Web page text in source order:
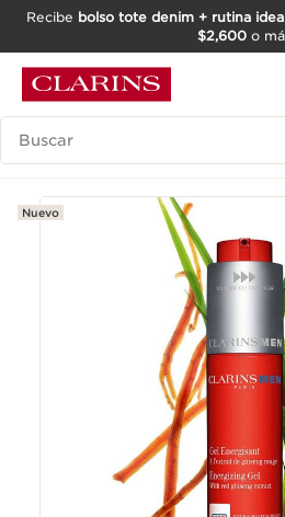
IR AL PIE DE PÁGINA
Recibe bolso tote denim + rutina
$2,600o
Buscar
Nuevo